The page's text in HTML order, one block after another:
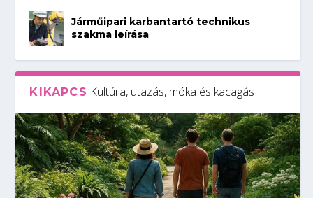
Járműipari karbantartó technikus
szakma leírása
KIKAPCS Kultúra, utazás, móka és kacagás